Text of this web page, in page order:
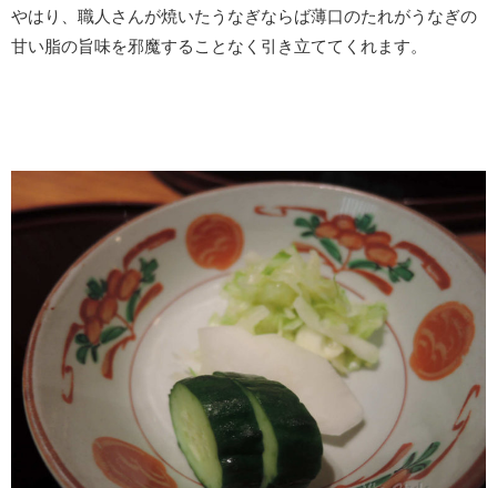
やはり、職人さんが焼いたうなぎならば薄口のたれがうなぎの
甘い脂の旨味を邪魔することなく引き立ててくれます。